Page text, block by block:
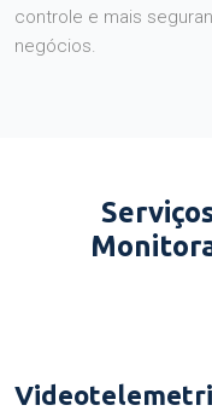
controle e mais
negócios.